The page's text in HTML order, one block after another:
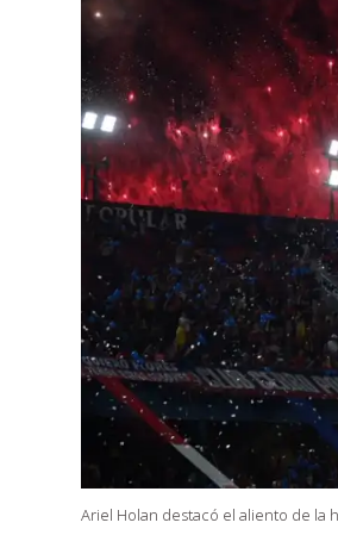
Ariel Holan destacó el aliento de la